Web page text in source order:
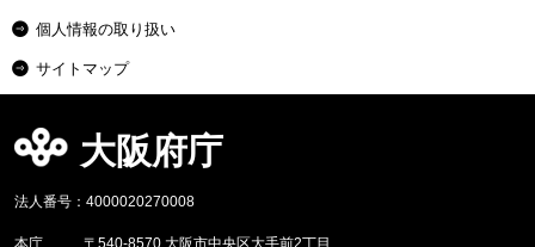
個人情報の取り扱い
サイトマップ
大阪府庁
法人番号：4000020270008
本庁 〒540-8570 大阪市中央区大手前2丁目